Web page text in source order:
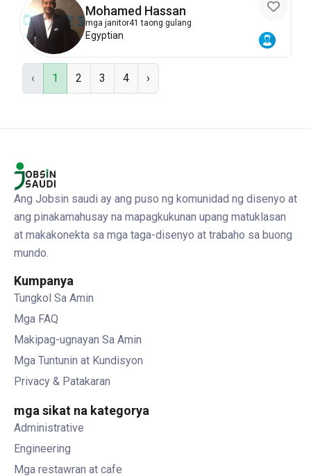
Mohamed Hassan
mga janitor41 taong gulang
Egyptian
‹ 1 2 3 4 ›
Ang Jobsin saudi ay ang puso ng komunidad ng disenyo at
ang pinakamahusay na mapagkukunan upang matuklasan
at makakonekta sa mga taga-disenyo at trabaho sa buong
mundo.
Kumpanya
Tungkol Sa Amin
Mga FAQ
Makipag-ugnayan Sa Amin
Mga Tuntunin at Kundisyon
Privacy & Patakaran
mga sikat na kategorya
Administrative
Engineering
Mga restawran at cafe